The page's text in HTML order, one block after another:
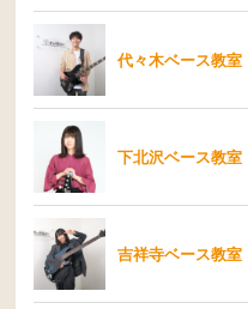
代々木ベース教室
下北沢ベース教室
吉祥寺ベース教室